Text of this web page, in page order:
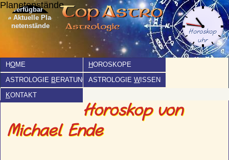
Planetenstände
» Aktuelle Pla­
netenstände
HOME HOROSKOPE
ASTROLOGIE B ERATUNG ASTROLOGIE W ISSEN
KONTAKT
Horoskop von
Michael Ende